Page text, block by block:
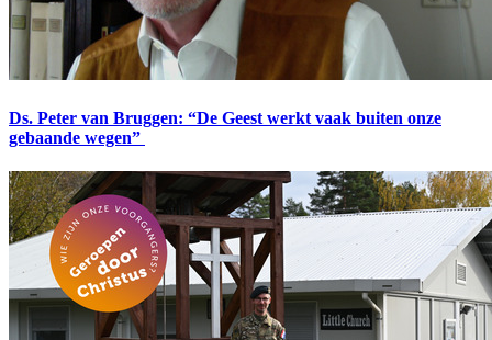
Ds. Peter van Bruggen: “De Geest werkt vaak buiten onze
gebaande wegen”